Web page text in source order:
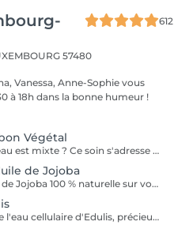
612
57480
Vanessa, Anne-Sophie vous
à 18h dans la bonne humeur !
Végétal
Votre teint est brouillé ? Votre peau est mixte ? Ce soin s'adresse à vous. Votre peau est nettoyée par une exfoliation douce, sous vapeur, complétée par une extraction des comédons. Pour finir, l'application d'un masque purifie la zone médiane (front, nez, menton), et hydrate le reste de votre visage. Bénéfices : Detoxifié et hydraté, votre visage retrouve un teint unifié, frais et lumineux.
de Jojoba
Découvrez la sensation de l'huile de Jojoba 100 % naturelle sur votre peau. Nourrie, votre peau retrouve tout son confort. Libéré de ses tensions grâce aux mains habiles de notre esthéticienne, votre visage est détendu. Bénéfices : Nourrie, votre peau retrouve tout son confort.
Profitez des fabuleux pouvoirs de l'eau cellulaire d'Edulis, précieuse source d'hydratation continue. Après la brumisation du Sérum concentré en eau cellulaire, le Masque Crème ressourçant se transforme en une texture soyeuse qui fond sur votre peau sous le délicat modelage de notre esthéticienne. Bénéfices : Gorgée d'eau, votre peau retrouve douceur, souplesse et éclat. Retrouvez le confort dune peau hydratée en continu.